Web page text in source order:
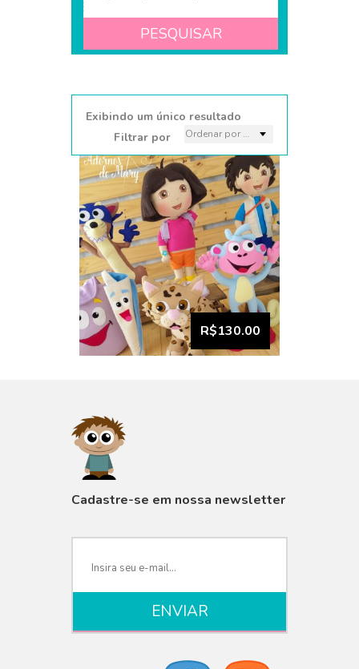
PESQUISAR
Exibindo um único resultado
Filtrar por
R$130.00
VISUALIZAR
Cadastre-se em nossa newsletter